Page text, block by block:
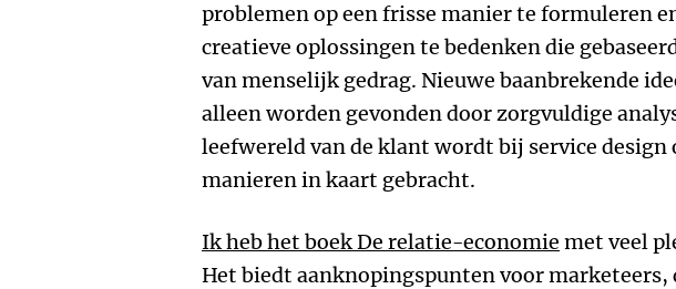
problemen op een frisse manier te formuleren
creatieve oplossingen te bedenken die
van menselijk gedrag. Nieuwe baanbrekende
alleen worden gevonden door zorgvuldige
leefwereld van de klant wordt bij service design
manieren in kaart gebracht.
Ik heb het boekDe relatie-economie met veel
Het biedt aanknopingspunten voor